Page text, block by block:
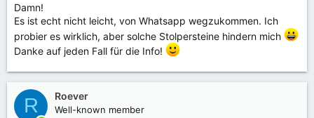
n
:
Damn!
Es ist echt nicht leicht, von Whatsapp wegzukommen. Ich
probier es wirklich, aber solche Stolpersteine hindern mich
Danke auf jeden Fall für die Info!
R Roever
Well-known member